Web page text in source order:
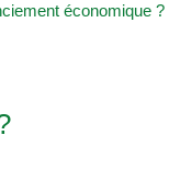
économique ?